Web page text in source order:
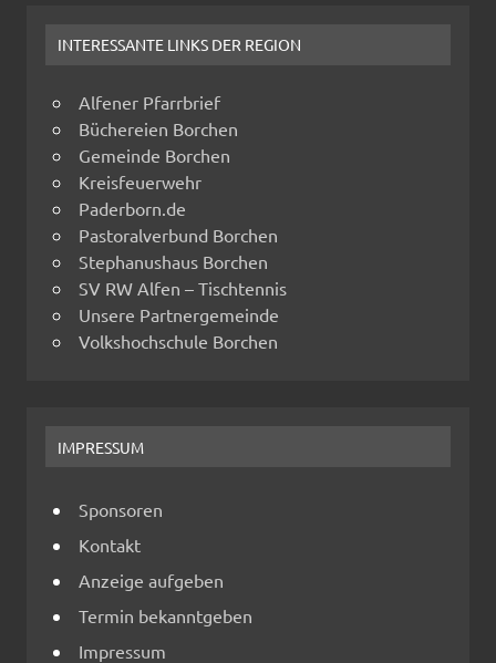
INTERESSANTE LINKS DER REGION
Alfener Pfarrbrief
Büchereien Borchen
Gemeinde Borchen
Kreisfeuerwehr
Paderborn.de
Pastoralverbund Borchen
Stephanushaus Borchen
SV RW Alfen – Tischtennis
Unsere Partnergemeinde
Volkshochschule Borchen
IMPRESSUM
Sponsoren
Kontakt
Anzeige aufgeben
Termin bekanntgeben
Impressum